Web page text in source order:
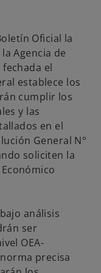
Oficial la
Agencia de
el
establece los
cumplir los
y las
en el
General N°
soliciten la
análisis
ser
OEA-
precisa